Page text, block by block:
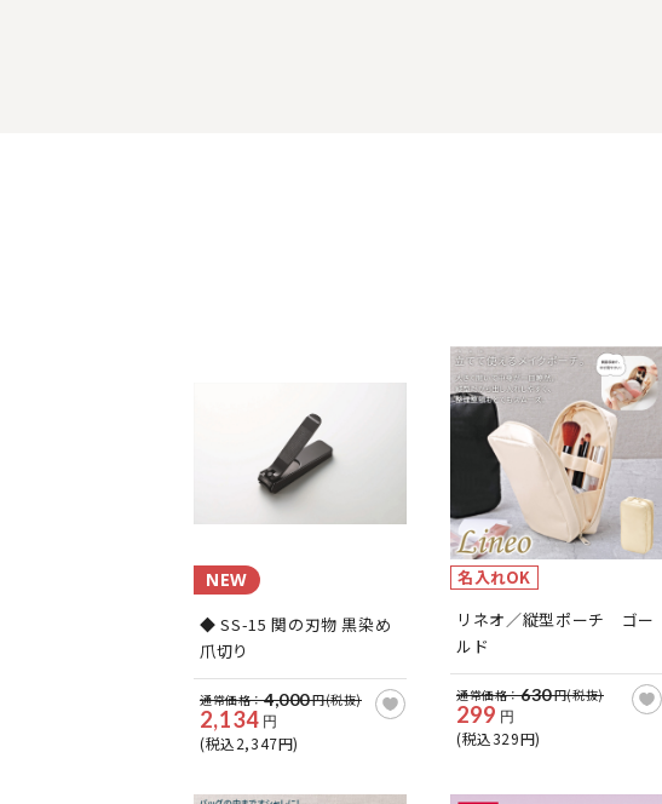
NEW
◆ SS-15 関の刃物 黒染め
爪切り
通常価格：4,000円(税抜)
2,134 円
(税込2,347円)
名入れOK
リネオ／縦型ポーチ ゴー
ルド
通常価格：630円(税抜)
299 円
(税込329円)